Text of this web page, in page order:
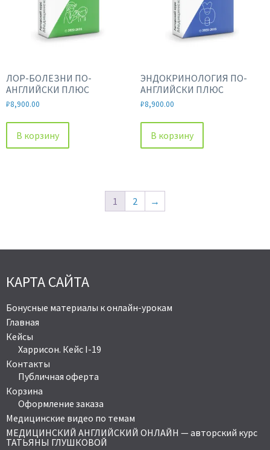
ЛОР-БОЛЕЗНИ ПО-
АНГЛИЙСКИ ПЛЮС
₽8,900.00
В корзину
ЭНДОКРИНОЛОГИЯ ПО-
АНГЛИЙСКИ ПЛЮС
₽8,900.00
В корзину
1 2 →
КАРТА САЙТА
Бонусные материалы к онлайн-урокам
Главная
Кейсы
Харрисон. Кейс I-19
Контакты
Публичная оферта
Корзина
Оформление заказа
Медицинские видео по темам
МЕДИЦИНСКИЙ АНГЛИЙСКИЙ ОНЛАЙН — авторский курс
ТАТЬЯНЫ ГЛУШКОВОЙ